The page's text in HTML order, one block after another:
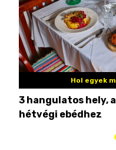
Hol egyek
3 hangulatos hely,
hétvégi ebédhez